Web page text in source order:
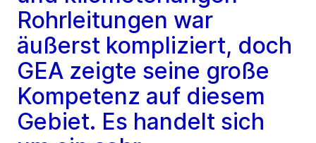
Rohrleitungen war
äußerst kompliziert, doch
GEA zeigte seine große
Kompetenz auf diesem
Gebiet. Es handelt sich